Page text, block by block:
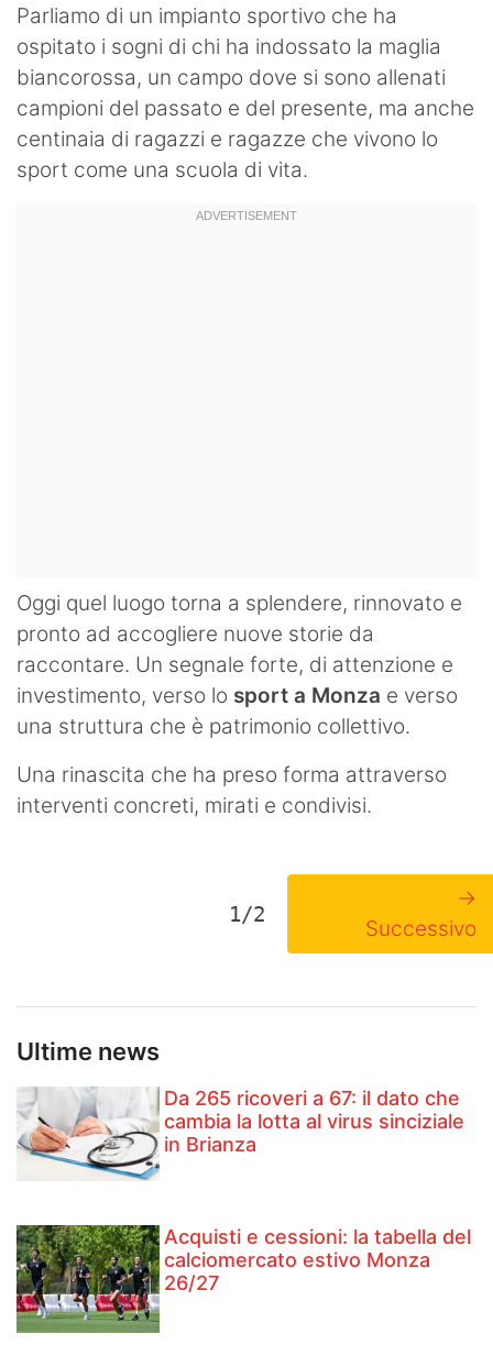
Parliamo di un impianto sportivo che ha
ospitato i sogni di chi ha indossato la maglia
biancorossa, un campo dove si sono allenati
campioni del passato e del presente, ma anche
centinaia di ragazzi e ragazze che vivono lo
sport come una scuola di vita.
Oggi quel luogo torna a splendere, rinnovato e
pronto ad accogliere nuove storie da
raccontare. Un segnale forte, di attenzione e
investimento, verso lo sport a Monza e verso
una struttura che è patrimonio collettivo.
Una rinascita che ha preso forma attraverso
interventi concreti, mirati e condivisi.
1/2
→
Successivo
Ultime news
Da 265 ricoveri a 67: il dato che
cambia la lotta al virus sinciziale
in Brianza
Acquisti e cessioni: la tabella del
calciomercato estivo Monza
26/27